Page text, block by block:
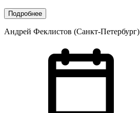
Подробнее
Андрей Феклистов (Санкт-Петербург)